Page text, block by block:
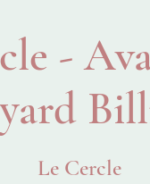
-
Le Cercle